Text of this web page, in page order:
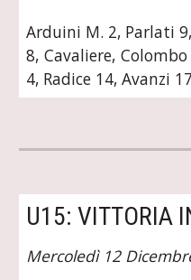
Arduini M. 2, Parlati
8, Cavaliere,
4, Radice 14, Avanzi
U15: VITTORIA
Mercoledì 12